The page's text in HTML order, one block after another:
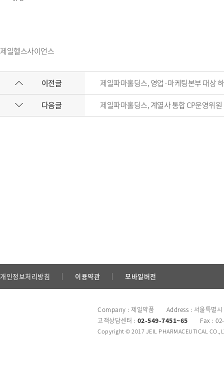
제일헬스사이언스
이전글
제일파마홀딩스, 영업·마케팅본부 대상
다음글
제일파마홀딩스, 계열사 통합 CP운영위
개인정보처리방침 이용약관 모바일버전
Company : 제일약품 Address : 서울특별시
고객상담센터 : 02-549-7451~65 Fax :
Copyright © 2017 JEIL PHARMACEUTICAL